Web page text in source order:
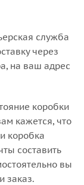
служба
через
на ваш адрес
коробки
кажется, что
коробка
составить
вы
заказ.